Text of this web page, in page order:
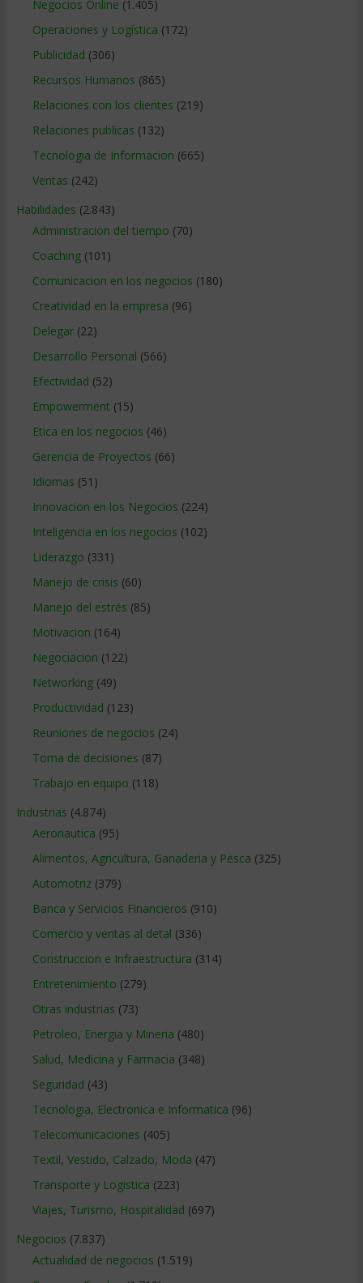
Negocios Online (1.405)
Operaciones y Logística (172)
Publicidad (306)
Recursos Humanos (865)
Relaciones con los clientes (219)
Relaciones publicas (132)
Tecnologia de Informacion (665)
Ventas (242)
Habilidades (2.843)
Administracion del tiempo (70)
Coaching(101)
Comunicacion en los negocios (180)
Creatividad en la empresa (96)
Delegar(22)
Desarrollo Personal (566)
Efectividad (52)
Empowerment (15)
Etica en los negocios (46)
Gerencia de Proyectos (66)
Idiomas (51)
Innovacion en los Negocios (224)
Inteligencia en los negocios (102)
Liderazgo (331)
Manejo de crisis (60)
Manejo del estrés (85)
Motivacion (164)
Negociacion (122)
Networking(49)
Productividad (123)
Reuniones de negocios (24)
Toma de decisiones (87)
Trabajo en equipo (118)
Industrias (4.874)
Aeronautica (95)
Alimentos, Agricultura, Ganaderia y Pesca (325)
Automotriz(379)
Banca y Servicios Financieros (910)
Comercio y ventas al detal (336)
Construccion e Infraestructura (314)
Entretenimiento (279)
Otras industrias (73)
Petroleo, Energia y Mineria (480)
Salud, Medicina y Farmacia (348)
Seguridad (43)
Tecnologia, Electronica e Informatica (96)
Telecomunicaciones (405)
Textil, Vestido, Calzado, Moda (47)
Transporte y Logistica (223)
Viajes, Turismo, Hospitalidad (697)
Negocios (7.837)
Actualidad de negocios (1.519)